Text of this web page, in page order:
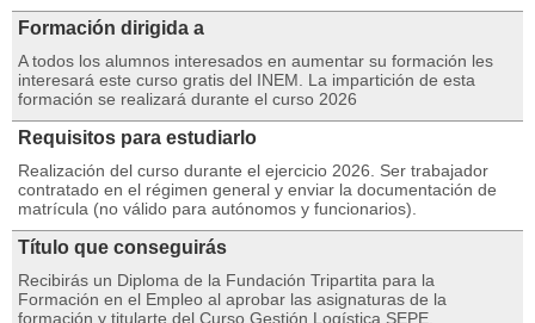
Formación dirigida a
A todos los alumnos interesados en aumentar su formación les
interesará este curso gratis del INEM. La impartición de esta
formación se realizará durante el curso 2026
Requisitos para estudiarlo
Realización del curso durante el ejercicio 2026. Ser trabajador
contratado en el régimen general y enviar la documentación de
matrícula (no válido para autónomos y funcionarios).
Título que conseguirás
Recibirás un Diploma de la Fundación Tripartita para la
Formación en el Empleo al aprobar las asignaturas de la
formación y titularte del Curso Gestión Logística SEPE.